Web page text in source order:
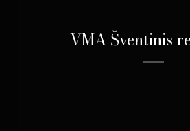
VMA Šventinis